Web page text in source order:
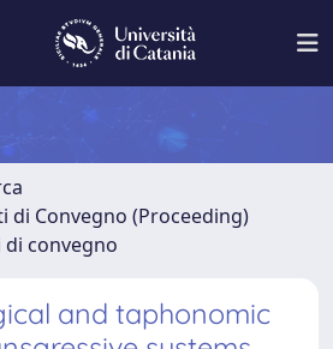
di Convegno (Proceeding)
convegno
and taphonomic